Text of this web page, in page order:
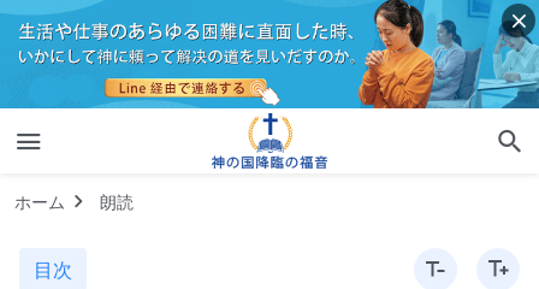
ホーム 朗読
目次